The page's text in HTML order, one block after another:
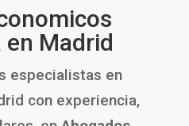
Madrid
especialistas en
con experiencia,